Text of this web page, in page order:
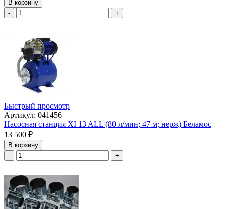
В корзину
-
+
Быстрый просмотр
Артикул: 041456
Насосная станция ХI 13 ALL (80 л/мин; 47 м; нерж) Беламос
13 500 ₽
В корзину
-
+